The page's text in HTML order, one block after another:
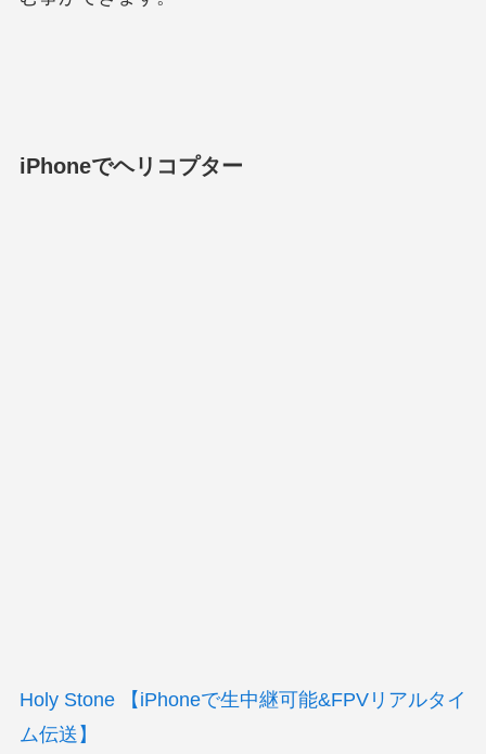
iPhoneでヘリコプター
Holy Stone 【iPhoneで生中継可能&FPVリアルタイ
ム伝送】